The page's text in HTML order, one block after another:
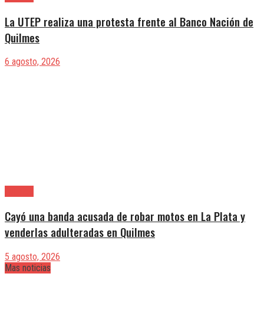
La UTEP realiza una protesta frente al Banco Nación de
Quilmes
6 agosto, 2026
Cayó una banda acusada de robar motos en La Plata y
venderlas adulteradas en Quilmes
5 agosto, 2026
Mas noticias